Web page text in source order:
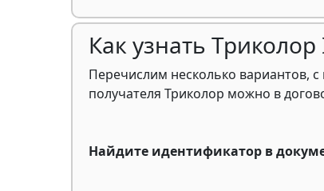
Как узнать Триколор
Перечислим несколько вариантов,
получателя Триколор можно в
Найдите идентификатор в